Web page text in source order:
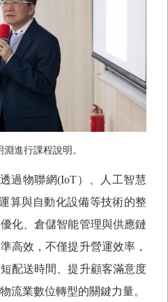
進行課程說明。
過物聯網(IoT）、人工智慧
算與自動化設備等技術的整
化、倉儲智能管理與供應鏈
高效，不僅提升營運效率，
配送時間、提升顧客滿意度
流業數位轉型的關鍵力量。